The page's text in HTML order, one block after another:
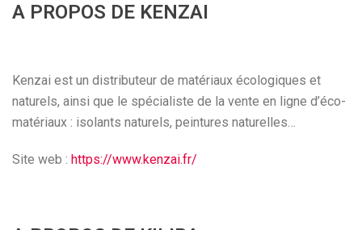
A PROPOS DE KENZAI
Kenzai est un distributeur de matériaux écologiques et
naturels, ainsi que le spécialiste de la vente en ligne d’éco-
matériaux : isolants naturels, peintures naturelles…
Site web : https://www.kenzai.fr/